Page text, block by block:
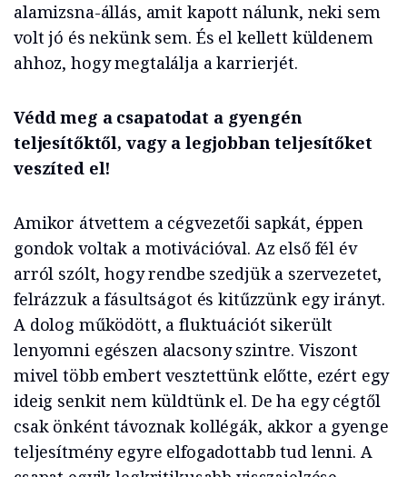
alamizsna-állás, amit kapott nálunk, neki sem
volt jó és nekünk sem. És el kellett küldenem
ahhoz, hogy megtalálja a karrierjét.
Védd meg a csapatodat a gyengén
teljesítőktől, vagy a legjobban teljesítőket
veszíted el!
Amikor átvettem a cégvezetői sapkát, éppen
gondok voltak a motivációval. Az első fél év
arról szólt, hogy rendbe szedjük a szervezetet,
felrázzuk a fásultságot és kitűzzünk egy irányt.
A dolog működött, a fluktuációt sikerült
lenyomni egészen alacsony szintre. Viszont
mivel több embert vesztettünk előtte, ezért egy
ideig senkit nem küldtünk el. De ha egy cégtől
csak önként távoznak kollégák, akkor a gyenge
teljesítmény egyre elfogadottabb tud lenni. A